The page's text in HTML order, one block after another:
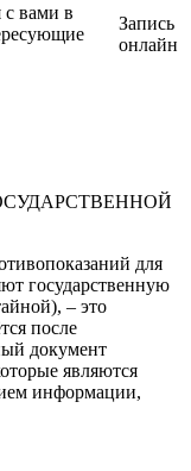
с вами в
Запись
онлайн
для
государственную
– это
после
документ
являются
информации,